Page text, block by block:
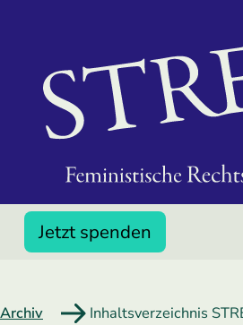
Jetzt spenden
Archiv Inhaltsverzeichnis